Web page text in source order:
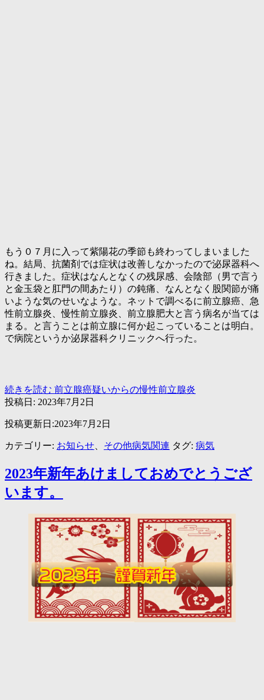
もう０７月に入って紫陽花の季節も終わってしまいました
ね。結局、抗菌剤では症状は改善しなかったので泌尿器科へ
行きました。症状はなんとなくの残尿感、会陰部（男で言う
と金玉袋と肛門の間あたり）の鈍痛、なんとなく股関節が痛
いような気のせいなような。ネットで調べるに前立腺癌、急
性前立腺炎、慢性前立腺炎、前立腺肥大と言う病名が当ては
まる。と言うことは前立腺に何か起こっていることは明白。
で病院というか泌尿器科クリニックへ行った。
続きを読む 前立腺癌疑いからの慢性前立腺炎
投稿日: 2023年7月2日
投稿更新日:2023年7月2日
カテゴリー: お知らせ その他病気関連 タグ: 病気
2023年新年あけましておめでとうござ
います。